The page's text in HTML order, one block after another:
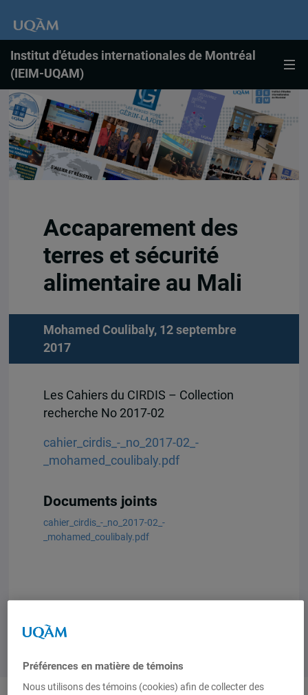
Institut d'études internationales de Montréal
(IEIM-UQAM)
Accaparement des
terres et sécurité
alimentaire au Mali
Mohamed Coulibaly, 12 septembre
2017
Les Cahiers du CIRDIS – Collection
recherche No 2017-02
cahier_cirdis_-_no_2017-02_-
_mohamed_coulibaly.pdf
Documents joints
cahier_cirdis_-_no_2017-02_-
_mohamed_coulibaly.pdf
Préférences en matière de témoins
Nous utilisons des témoins (cookies) afin de collecter des